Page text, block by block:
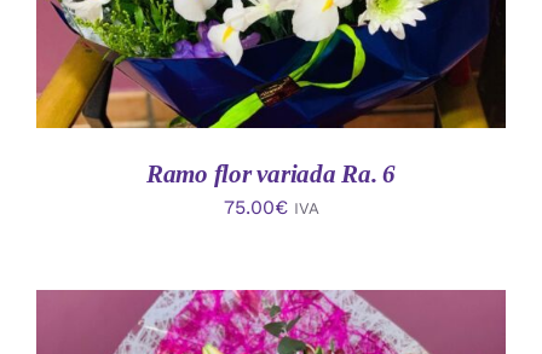
Ramo flor variada Ra. 6
75.00€ IVA